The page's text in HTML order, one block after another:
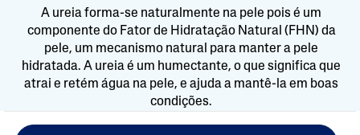
A ureia forma-se naturalmente na pele pois é um
componente do Fator de Hidratação Natural (FHN) da
pele, um mecanismo natural para manter a pele
hidratada. A ureia é um humectante, o que significa que
atrai e retém água na pele, e ajuda a mantê-la em boas
condições.